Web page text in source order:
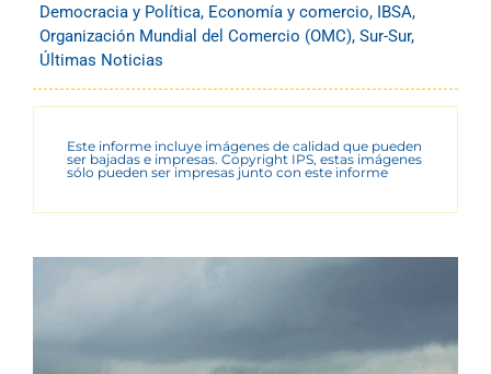
Democracia y Política, Economía y comercio, IBSA,
Organización Mundial del Comercio (OMC), Sur-Sur,
Últimas Noticias
Este informe incluye imágenes de calidad que pueden
ser bajadas e impresas. Copyright IPS, estas imágenes
sólo pueden ser impresas junto con este informe